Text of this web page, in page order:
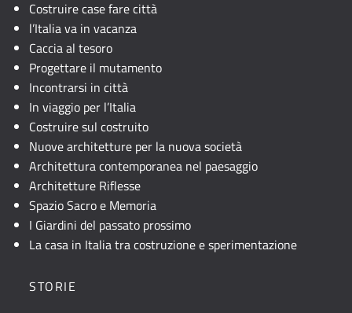
Costruire case fare città
l’Italia va in vacanza
Caccia al tesoro
Progettare il mutamento
Incontrarsi in città
In viaggio per l’Italia
Costruire sul costruito
Nuove architetture per la nuova società
Architettura contemporanea nel paesaggio
Architetture Riflesse
Spazio Sacro e Memoria
I Giardini del passato prossimo
La casa in Italia tra costruzione e sperimentazione
STORIE